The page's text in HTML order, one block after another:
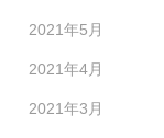
2021年5月
2021年4月
2021年3月